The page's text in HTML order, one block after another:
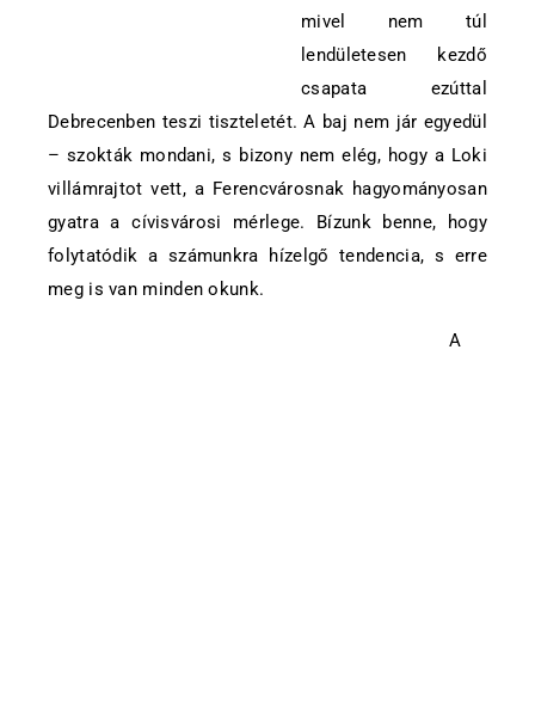
mivel nem túl
lendületesen kezdő
csapata ezúttal
Debrecenben teszi tiszteletét. A baj nem jár egyedül
– szokták mondani, s bizony nem elég, hogy a Loki
villámrajtot vett, a Ferencvárosnak hagyományosan
gyatra a cívisvárosi mérlege. Bízunk benne, hogy
folytatódik a számunkra hízelgő tendencia, s erre
meg is van minden okunk.
A